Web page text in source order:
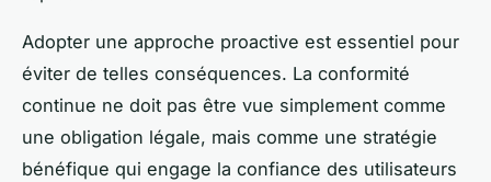
Adopter une approche proactive est essentiel pour
éviter de telles conséquences. La conformité
continue ne doit pas être vue simplement comme
une obligation légale, mais comme une stratégie
bénéfique qui engage la confiance des utilisateurs